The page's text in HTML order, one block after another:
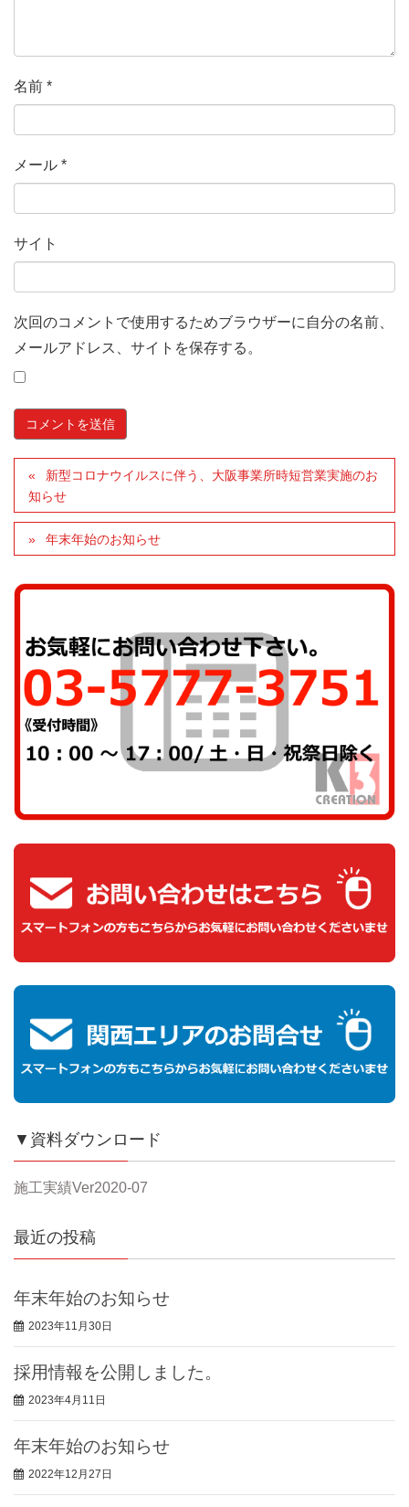
名前 *
メール *
サイト
次回のコメントで使用するためブラウザーに自分の名前、
メールアドレス、サイトを保存する。
新型コロナウイルスに伴う、大阪事業所時短営業実施のお
知らせ
年末年始のお知らせ
▼資料ダウンロード
施工実績Ver2020-07
最近の投稿
年末年始のお知らせ
2023年11月30日
採用情報を公開しました。
2023年4月11日
年末年始のお知らせ
2022年12月27日